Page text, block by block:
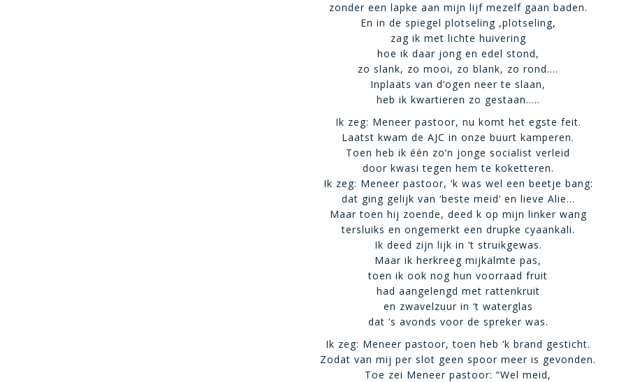
zonder een lapke aan mijn lijf mezelf gaan baden.
En in de spiegel plotseling ,plotseling,
zag ik met lichte huivering
hoe ik daar jong en edel stond,
zo slank, zo mooi, zo blank, zo rond….
Inplaats van d’ogen neer te slaan,
heb ik kwartieren zo gestaan…..
Ik zeg: Meneer pastoor, nu komt het egste feit.
Laatst kwam de AJC in onze buurt kamperen.
Toen heb ik één zo’n jonge socialist verleid
door kwasi tegen hem te koketteren.
Ik zeg: Meneer pastoor, ‘k was wel een beetje bang:
dat ging gelijk van ‘beste meid’ en lieve Alie…
Maar toen hij zoende, deed k op mijn linker wang
tersluiks en ongemerkt een drupke cyaankali.
Ik deed zijn lijk in ‘t struikgewas.
Maar ik herkreeg mijkalmte pas,
toen ik ook nog hun voorraad fruit
had aangelengd met rattenkruit
en zwavelzuur in ‘t waterglas
dat ‘s avonds voor de spreker was.
Ik zeg: Meneer pastoor, toen heb ‘k brand gesticht.
Zodat van mij per slot geen spoor meer is gevonden.
Toe zei Meneer pastoor: “Wel meid,